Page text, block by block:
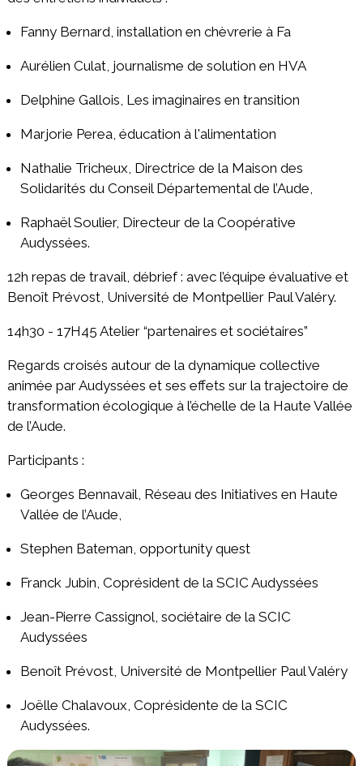
Fanny Bernard, installation en chèvrerie à Fa
Aurélien Culat, journalisme de solution en HVA
Delphine Gallois, Les imaginaires en transition
Marjorie Perea, éducation à l'alimentation
Nathalie Tricheux, Directrice de la Maison des
Solidarités du Conseil Départemental de l’Aude,
Raphaël Soulier, Directeur de la Coopérative
Audyssées.
12h repas de travail, débrief : avec l’équipe évaluative et
Benoît Prévost, Université de Montpellier Paul Valéry.
14h30 - 17H45 Atelier “partenaires et sociétaires”
Regards croisés autour de la dynamique collective
animée par Audyssées et ses effets sur la trajectoire de
transformation écologique à l’échelle de la Haute Vallée
de l’Aude.
Participants :
Georges Bennavail, Réseau des Initiatives en Haute
Vallée de l’Aude,
Stephen Bateman, opportunity quest
Franck Jubin, Coprésident de la SCIC Audyssées
Jean-Pierre Cassignol, sociétaire de la SCIC
Audyssées
Benoît Prévost, Université de Montpellier Paul Valéry
Joëlle Chalavoux, Coprésidente de la SCIC
Audyssées.